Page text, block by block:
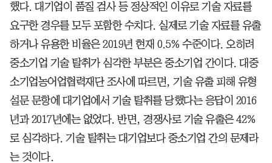
했다. 대기업이 품질 검사 등 정상적인 이유로 기술 자료를
요구한 경우를 모두 포함한 수치다. 실제로 기술 자료를 유출
하거나 유용한 비율은 2019년 현재 0.5% 수준이다. 오히려
중소기업 기술 탈취가 심각한 부분은 중소기업 간이다. 대중
소기업농어업협력재단 조사에 따르면, 기술 유출 피해 유형
설문 문항에 대기업에서 기술 탈취를 당했다는 응답이 2016
년과 2017년에는 없었다. 반면, 경쟁사로 기술 유출은 42%
로 심각하다. 기술 탈취는 대기업보다 중소기업 간의 문제라
는 것이다.